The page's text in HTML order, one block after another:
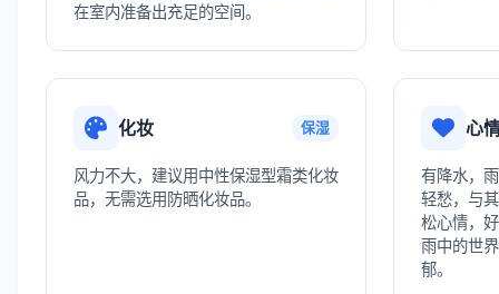
在室内准备出充足的空间。
化妆 保湿
风力不大，建议用中性保湿型霜类化妆
品，无需选用防晒化妆品。
心
有降水，
轻愁，与
松心情，
雨中的世
郁。